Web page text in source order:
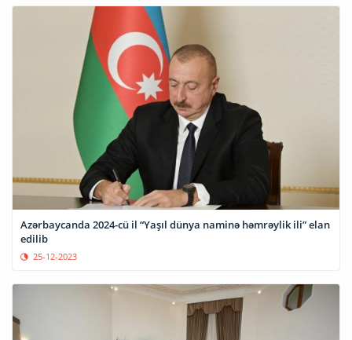
Azərbaycanda 2024-cü il “Yaşıl dünya naminə həmrəylik ili” elan
edilib
25-12-2023